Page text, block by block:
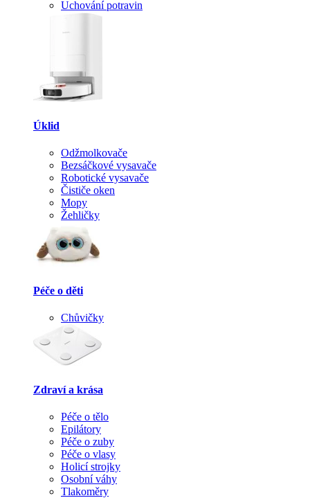
Uchování potravin
Úklid
Odžmolkovače
Bezsáčkové vysavače
Robotické vysavače
Čističe oken
Mopy
Žehličky
Péče o děti
Chůvičky
Zdraví a krása
Péče o tělo
Epilátory
Péče o zuby
Péče o vlasy
Holicí strojky
Osobní váhy
Tlakoměry